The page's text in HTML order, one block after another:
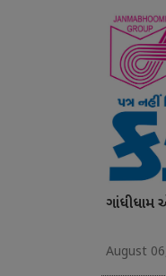
ગાંધીધામ
August